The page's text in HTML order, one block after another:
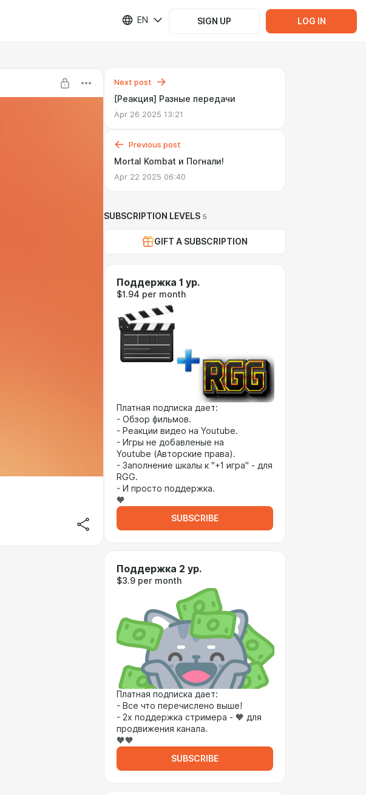
EN SIGN UP LOG IN
Next post
[Реакция] Разные передачи
Apr 26 2025 13:21
Previous post
Mortal Kombat и Погнали!
Apr 22 2025 06:40
SUBSCRIPTION LEVELS 5
GIFT A SUBSCRIPTION
Поддержка 1 ур.
$1.94 per month
Платная подписка дает:
- Обзор фильмов.
- Реакции видео на Youtube.
- Игры не добавленые на
Youtube (Авторские права).
- Заполнение шкалы к "+1 игра" - для
RGG.
- И просто поддержка.
🧡
SUBSCRIBE
Поддержка 2 ур.
$3.9 per month
Платная подписка дает:
- Все что перечислено выше!
- 2х поддержка стримера - 🧡 для
продвижения канала.
🧡🧡
SUBSCRIBE